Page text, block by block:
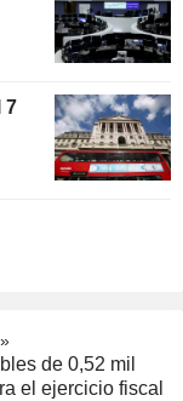
7
de 0,52 mil
el ejercicio fiscal